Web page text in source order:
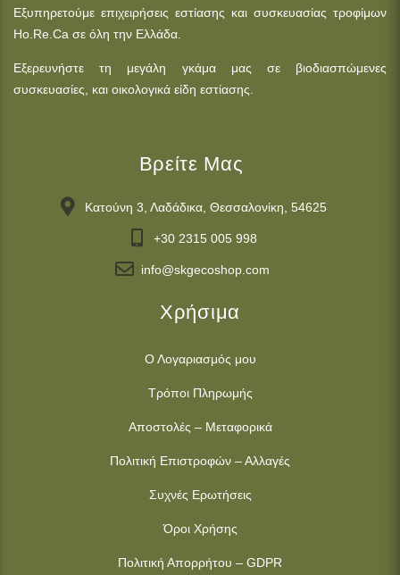
Εξυπηρετούμε επιχειρήσεις εστίασης και συσκευασίας τροφίμων
Ho.Re.Ca σε όλη την Ελλάδα.
Εξερευνήστε τη μεγάλη γκάμα μας σε βιοδιασπώμενες
συσκευασίες, και οικολογικά είδη εστίασης.
Βρείτε Μας
Κατούνη 3, Λαδάδικα, Θεσσαλονίκη, 54625
+30 2315 005 998
info@skgecoshop.com
Χρήσιμα
Ο Λογαριασμός μου
Τρόποι Πληρωμής
Αποστολές – Μεταφορικά
Πολιτική Επιστροφών – Αλλαγές
Συχνές Ερωτήσεις
Όροι Χρήσης
Πολιτική Απορρήτου – GDPR